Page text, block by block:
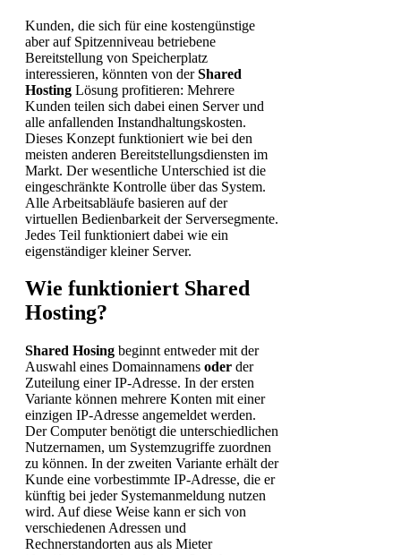
Kunden, die sich für eine kostengünstige
aber auf Spitzenniveau betriebene
Bereitstellung von Speicherplatz
interessieren, könnten von derShared
Hosting Lösung profitieren: Mehrere
Kunden teilen sich dabei einen Server und
alle anfallenden Instandhaltungskosten.
Dieses Konzept funktioniert wie bei den
meisten anderen Bereitstellungsdiensten im
Markt. Der wesentliche Unterschied ist die
eingeschränkte Kontrolle über das System.
Alle Arbeitsabläufe basieren auf der
virtuellen Bedienbarkeit der Serversegmente.
Jedes Teil funktioniert dabei wie ein
eigenständiger kleiner Server.
Wie funktioniert Shared
Hosting?
Shared Hosing beginnt entweder mit der
Auswahl eines Domainnamens oder der
Zuteilung einer IP-Adresse. In der ersten
Variante können mehrere Konten mit einer
einzigen IP-Adresse angemeldet werden.
Der Computer benötigt die unterschiedlichen
Nutzernamen, um Systemzugriffe zuordnen
zu können. In der zweiten Variante erhält der
Kunde eine vorbestimmte IP-Adresse, die er
künftig bei jeder Systemanmeldung nutzen
wird. Auf diese Weise kann er sich von
verschiedenen Adressen und
Rechnerstandorten aus als Mieter